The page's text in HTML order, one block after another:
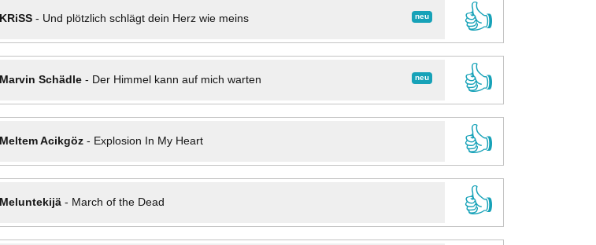
neu
KRiSS- Und plötzlich schlägt dein Herz wie meins
👍
neu
Marvin Schädle- Der Himmel kann auf mich warten
👍
Meltem Acikgöz- Explosion In My Heart
👍
Meluntekijä- March of the Dead
👍